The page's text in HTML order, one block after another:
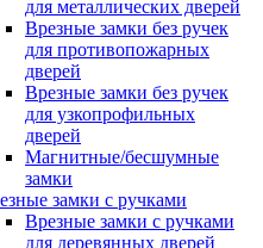
для металлических дверей
Врезные замки без ручек
для противопожарных
дверей
Врезные замки без ручек
для узкопрофильных
дверей
Магнитные/бесшумные
замки
замки с ручками
Врезные замки с ручками
для деревянных дверей